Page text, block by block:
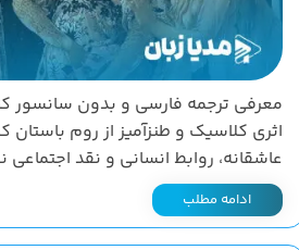
معرفی ترجمه فارسی و بدون سانسور
اثری کلاسیک و طنزآمیز از روم باستان
عاشقانه، روابط انسانی و نقد
ادامه مطلب